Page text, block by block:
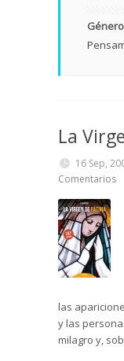
La
16 Sep,
Comentarios
las
y las
milagro y,